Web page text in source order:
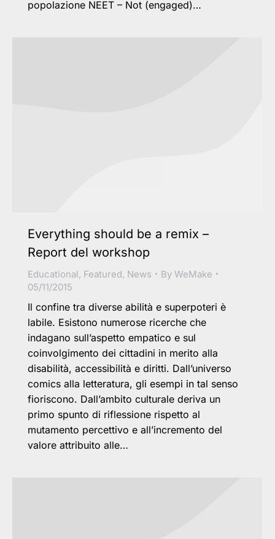
popolazione NEET – Not (engaged)…
Everything should be a remix –
Report del workshop
Educational, Featured, News By WeMake
05/11/2015
Il confine tra diverse abilità e superpoteri è
labile. Esistono numerose ricerche che
indagano sull’aspetto empatico e sul
coinvolgimento dei cittadini in merito alla
disabilità, accessibilità e diritti. Dall’universo
comics alla letteratura, gli esempi in tal senso
fioriscono. Dall’ambito culturale deriva un
primo spunto di riflessione rispetto al
mutamento percettivo e all’incremento del
valore attribuito alle…